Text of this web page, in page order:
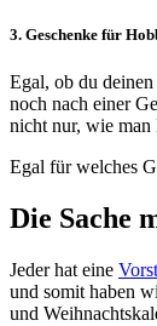
3. Geschenke für
Egal, ob du
noch nach einer
nicht nur, wie man
Egal für welches
Die Sache
Jeder hat eine
und somit haben
und